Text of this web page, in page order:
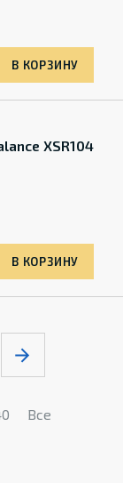
В КОРЗИНУ
XSR104
В КОРЗИНУ
Все